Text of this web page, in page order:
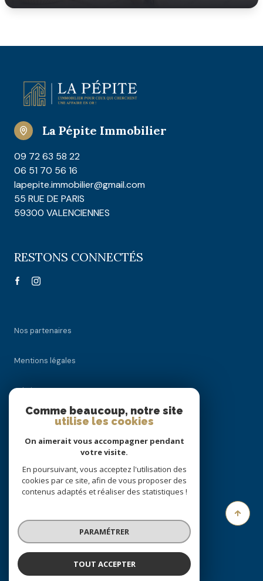
La Pépite Immobilier
09 72 63 58 22
06 51 70 56 16
lapepite.immobilier@gmail.com
55 RUE DE PARIS
59300 VALENCIENNES
RESTONS CONNECTÉS
Nos partenaires
Mentions légales
Admin
Nos honoraires
Cookies
© 2026 | Tous droits réservés
Réalisé par
Comme beaucoup, notre site
utilise les cookies
On aimerait vous accompagner pendant
votre visite.
En poursuivant, vous acceptez l'utilisation des
cookies par ce site, afin de vous proposer des
contenus adaptés et réaliser des statistiques !
PARAMÉTRER
TOUT ACCEPTER